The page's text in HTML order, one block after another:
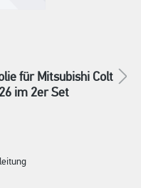
für Mitsubishi Colt
im 2er Set